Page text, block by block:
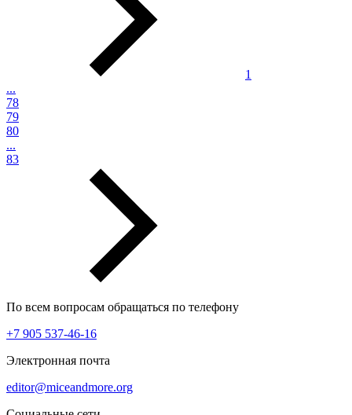
1
...
78
79
80
...
83
По всем вопросам обращаться по телефону
+7 905 537-46-16
Электронная почта
editor@miceandmore.org